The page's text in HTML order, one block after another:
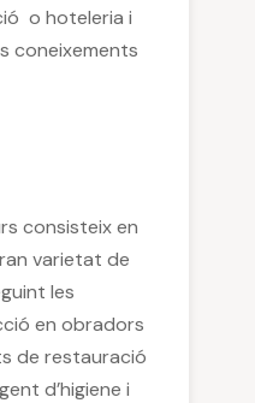
o hoteleria i
coneixements
consisteix en
varietat de
les
en obradors
de restauració
d’higiene i